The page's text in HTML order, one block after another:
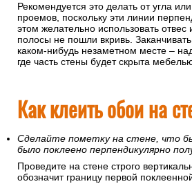
Рекомендуется это делать от угла
проемов, поскольку эти линии
этом желательно использовать отвес
полосы не пошли вкривь.
каком-нибудь незаметном месте –
где часть стены будет скрыта
Как клеить обои на
Сделайте пометку на стене, что
было поклеено перпендикулярно
Проведите на стене строго
обозначит границу первой